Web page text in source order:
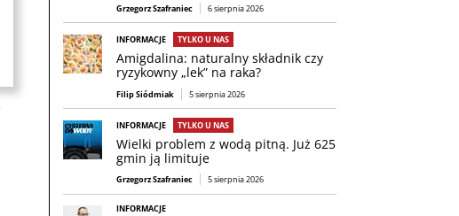
Grzegorz Szafraniec 6 sierpnia 2026
INFORMACJE TYLKO U NAS
Amigdalina: naturalny składnik czy
ryzykowny „lek” na raka?
Filip Siódmiak 5 sierpnia 2026
INFORMACJE TYLKO U NAS
Wielki problem z wodą pitną. Już 625
gmin ją limituje
Grzegorz Szafraniec 5 sierpnia 2026
INFORMACJE